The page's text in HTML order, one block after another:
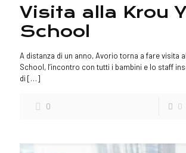
Visita alla Krou
School
A distanza di un anno, Avorio torna a fare visita
School, l’incontro con tutti i bambini e lo staff
di […]
0 0